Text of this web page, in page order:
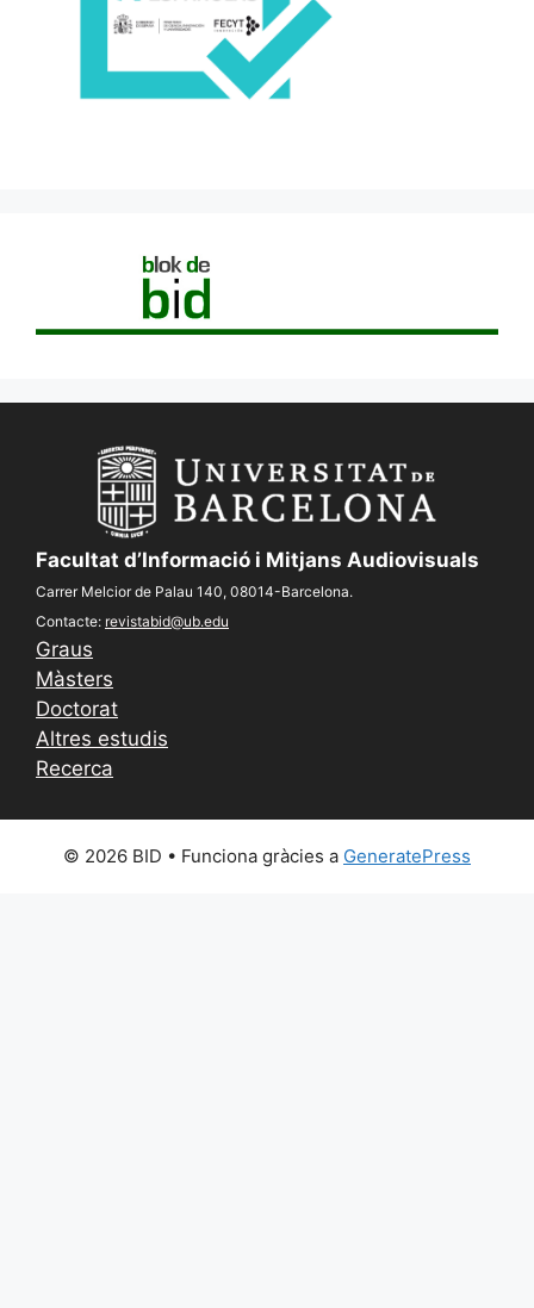
Facultat d’Informació i Mitjans Audiovisuals
Carrer Melcior de Palau 140, 08014-Barcelona.
Contacte: revistabid@ub.edu
Graus
Màsters
Doctorat
Altres estudis
Recerca
© 2026 BID • Funciona gràcies a GeneratePress